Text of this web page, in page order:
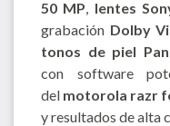
50 MP, lentes
grabación Dolby
tonos de piel
con software
del motorola razr
y resultados de alta